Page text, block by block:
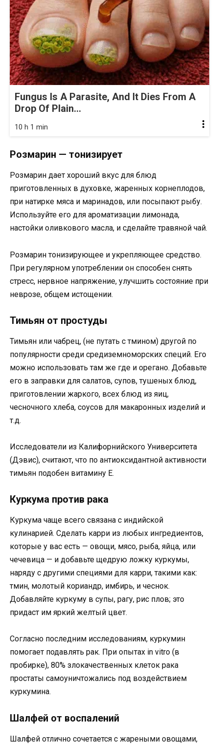
Fungus Is A Parasite, And It Dies From A
Drop Of Plain...
10 h 1 min
Розмарин — тонизирует
Розмарин дает хороший вкус для блюд
приготовленных в духовке, жаренных корнеплодов,
при натирке мяса и маринадов, или посыпают рыбу.
Используйте его для ароматизации лимонада,
настойки оливкового масла, и сделайте травяной чай.
Розмарин тонизирующее и укрепляющее средство.
При регулярном употреблении он способен снять
стресс, нервное напряжение, улучшить состояние при
неврозе, общем истощении.
Тимьян от простуды
Тимьян или чабрец, (не путать с тмином) другой по
популярности среди средиземноморских специй. Его
можно использовать там же где и орегано. Добавьте
его в заправки для салатов, супов, тушеных блюд,
приготовлении жаркого, всех блюд из яиц,
чесночного хлеба, соусов для макаронных изделий и
т.д.
Исследователи из Калифорнийского Университета
(Дэвис), считают, что по антиоксидантной активности
тимьян подобен витамину Е.
Куркума против рака
Куркума чаще всего связана с индийской
кулинарией. Сделать карри из любых ингредиентов,
которые у вас есть — овощи, мясо, рыба, яйца, или
чечевица — и добавьте щедрую ложку куркумы,
наряду с другими специями для карри, такими как:
тмин, молотый кориандр, имбирь, и чеснок.
Добавляйте куркуму в супы, рагу, рис плов; это
придаст им яркий желтый цвет.
Согласно последним исследованиям, куркумин
помогает подавлять рак. При опытах in vitro (в
пробирке), 80% злокачественных клеток рака
простаты самоуничтожались под воздействием
куркумина.
Шалфей от воспалений
Шалфей отлично сочетается с жареными овощами,